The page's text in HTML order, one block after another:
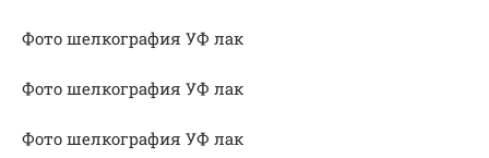
Фото шелкография УФ лак
Фото шелкография УФ лак
Фото шелкография УФ лак